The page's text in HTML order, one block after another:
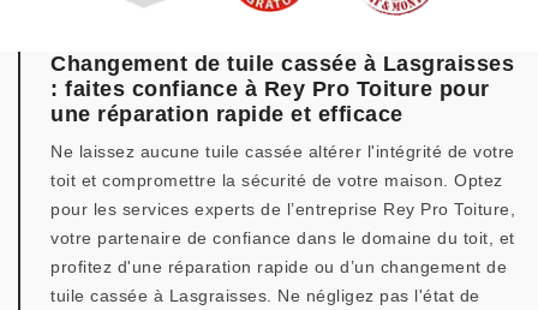
Changement de tuile cassée à Lasgraisses
: faites confiance à Rey Pro Toiture pour
une réparation rapide et efficace
Ne laissez aucune tuile cassée altérer l'intégrité de votre
toit et compromettre la sécurité de votre maison. Optez
pour les services experts de l’entreprise Rey Pro Toiture,
votre partenaire de confiance dans le domaine du toit, et
profitez d'une réparation rapide ou d’un changement de
tuile cassée à Lasgraisses. Ne négligez pas l'état de